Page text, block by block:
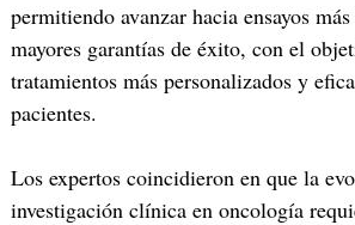
permitiendo avanzar hacia ensayos
mayores garantías de éxito, con el
tratamientos más personalizados y
pacientes.
Los expertos coincidieron en que la
investigación clínica en oncología